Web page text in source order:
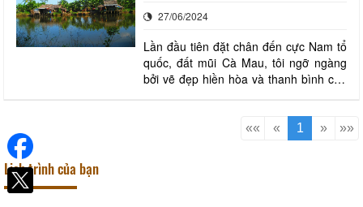
27/06/2024
Lần đầu tiên đặt chân đến cực Nam tổ
quốc, đất mũi Cà Mau, tôi ngỡ ngàng
bởi vẽ đẹp hiền hòa và thanh bình của
«« « 1 » »»
Lịch trình của bạn